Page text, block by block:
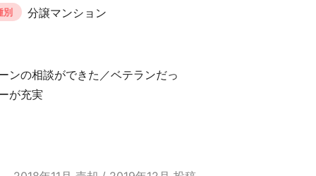
別 分譲マンション
ンの相談ができた／ベテランだっ
が充実